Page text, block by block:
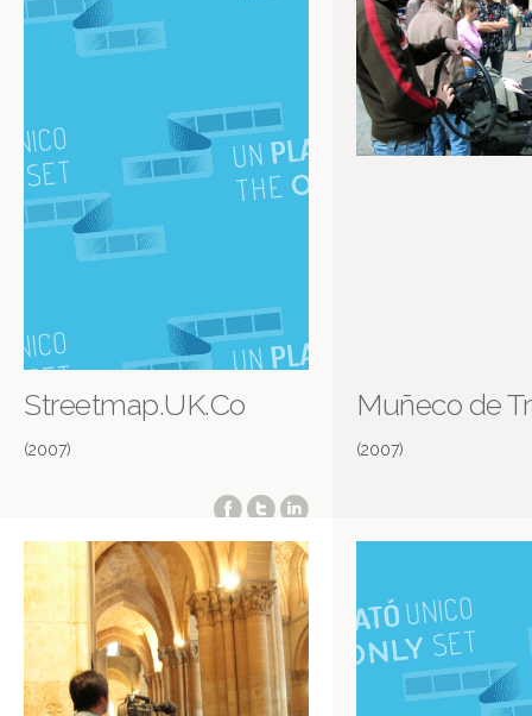
Streetmap.UK.Co
(2007)
Muñeco de
(2007)